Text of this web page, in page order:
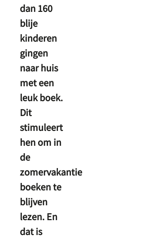
dan 160
blije
kinderen
gingen
naar huis
met een
leuk boek.
Dit
stimuleert
hen om in
de
zomervakantie
boeken te
blijven
lezen. En
dat is